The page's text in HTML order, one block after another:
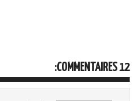
12 COMMENTAIRES: